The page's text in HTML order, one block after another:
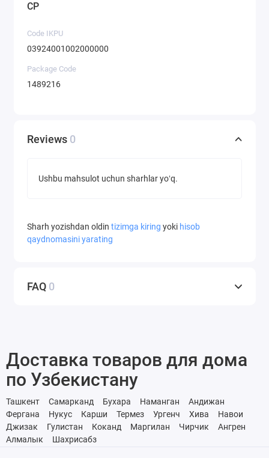
CP
Code IKPU
03924001002000000
Package Code
1489216
Reviews 0
Ushbu mahsulot uchun sharhlar yoʻq.
Sharh yozishdan oldin tizimga kiring yoki hisob
qaydnomasini yarating
FAQ 0
Доставка товаров для дома
по Узбекистану
Ташкент Самарканд Бухара Наманган
Андижан
Фергана
Нукус Карши Термез Ургенч Хива
Навои
Джизак
Гулистан Коканд Маргилан Чирчик
Ангрен
Алмалык
Шахрисабз